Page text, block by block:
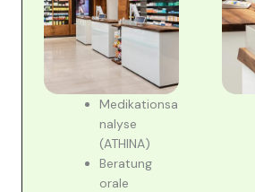
Medikationsa
nalyse
(ATHINA)
Beratung
orale